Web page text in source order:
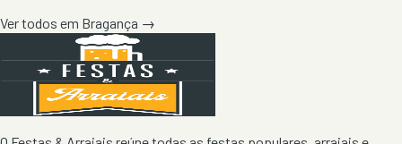
Ver todos em Bragança →